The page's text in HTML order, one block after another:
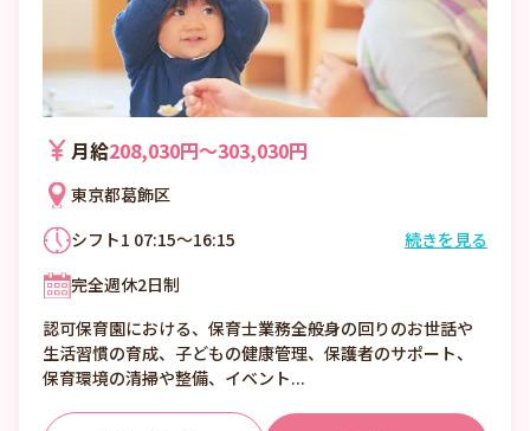
月給208,030円〜303,030円
東京都葛飾区
シフト1 07:15～16:15
シフト3 09:00～18:00
その他時間帯もございますので詳しくはお問
い合わせください。
続きを見る
完全週休2日制
認可保育園における、保育士業務全般身の回りのお世話や
生活習慣の育成、子どもの健康管理、保護者のサポート、
保育環境の清掃や整備、イベント...